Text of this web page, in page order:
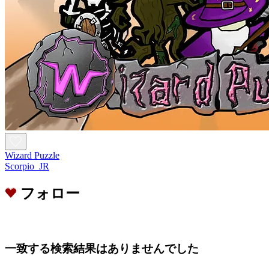
Wizard Puzzle
Scorpio_JR
フォロー
一致する検索結果はありませんでした